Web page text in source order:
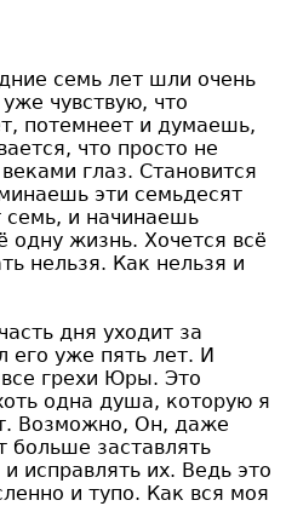
семь лет шли очень
чувствую, что
потемнеет и думаешь,
что просто не
глаз. Становится
эти семьдесят
семь, и начинаешь
одну жизнь. Хочется всё
нельзя. Как нельзя и
дня уходит за
его уже пять лет. И
грехи Юры. Это
одна душа, которую я
Возможно, Он, даже
больше заставлять
исправлять их. Ведь это
и тупо. Как вся моя